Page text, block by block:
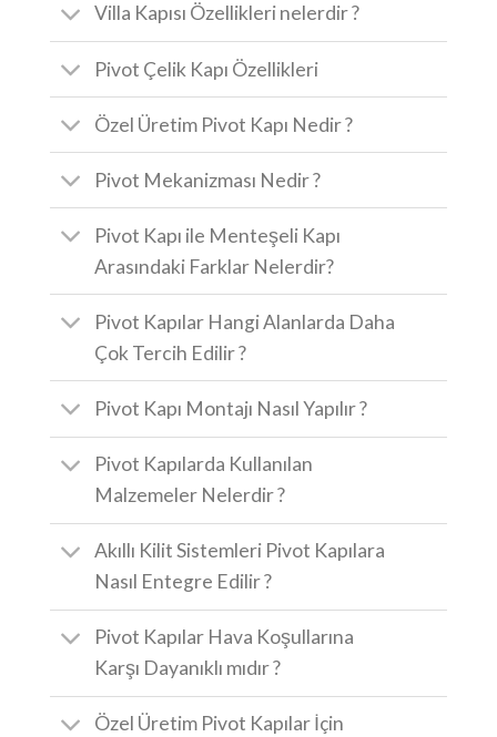
Villa Kapısı Özellikleri nelerdir ?
Pivot Çelik Kapı Özellikleri
Özel Üretim Pivot Kapı Nedir ?
Pivot Mekanizması Nedir ?
Pivot Kapı ile Menteşeli Kapı
Arasındaki Farklar Nelerdir?
Pivot Kapılar Hangi Alanlarda Daha
Çok Tercih Edilir ?
Pivot Kapı Montajı Nasıl Yapılır ?
Pivot Kapılarda Kullanılan
Malzemeler Nelerdir ?
Akıllı Kilit Sistemleri Pivot Kapılara
Nasıl Entegre Edilir ?
Pivot Kapılar Hava Koşullarına
Karşı Dayanıklı mıdır ?
Özel Üretim Pivot Kapılar İçin